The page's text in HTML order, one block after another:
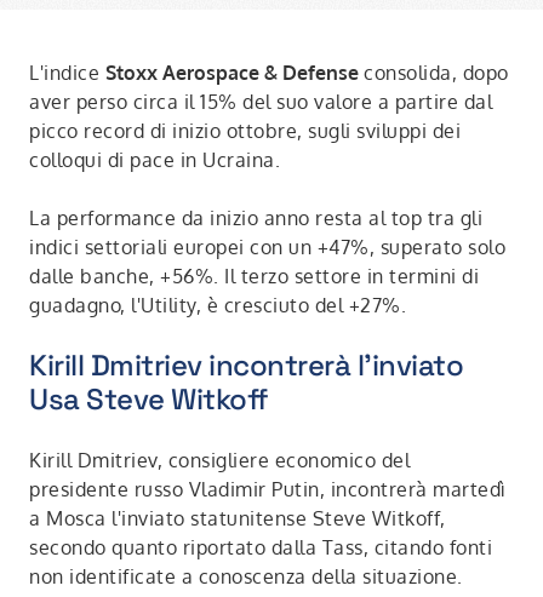
L'indice Stoxx Aerospace & Defenseconsolida, dopo
aver perso circa il 15% del suo valore a partire dal
picco record di inizio ottobre, sugli sviluppi dei
colloqui di pace in Ucraina.
La performance da inizio anno resta al top tra gli
indici settoriali europei con un +47%, superato solo
dalle banche, +56%. Il terzo settore in termini di
guadagno, l'Utility, è cresciuto del +27%.
Kirill Dmitriev incontrerà l'inviato
Usa Steve Witkoff
Kirill Dmitriev, consigliere economico del
presidente russo Vladimir Putin, incontrerà martedì
a Mosca l'inviato statunitense Steve Witkoff,
secondo quanto riportato dalla Tass, citando fonti
non identificate a conoscenza della situazione.